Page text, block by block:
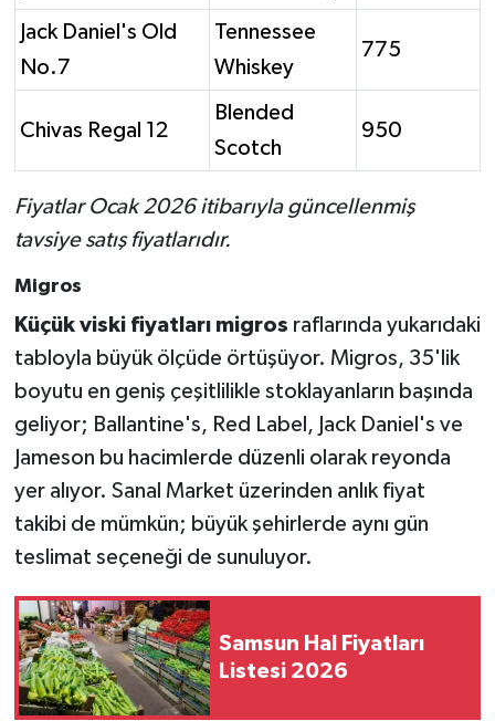
Jack Daniel's Old
No.7
Tennessee
Whiskey
775
Chivas Regal 12
Blended
Scotch
950
Fiyatlar Ocak 2026 itibarıyla güncellenmiş
tavsiye satış fiyatlarıdır.
Migros
Küçük viski fiyatları migros raflarında yukarıdaki
tabloyla büyük ölçüde örtüşüyor. Migros, 35'lik
boyutu en geniş çeşitlilikle stoklayanların başında
geliyor; Ballantine's, Red Label, Jack Daniel's ve
Jameson bu hacimlerde düzenli olarak reyonda
yer alıyor. Sanal Market üzerinden anlık fiyat
takibi de mümkün; büyük şehirlerde aynı gün
teslimat seçeneği de sunuluyor.
Samsun Hal Fiyatları
Listesi 2026